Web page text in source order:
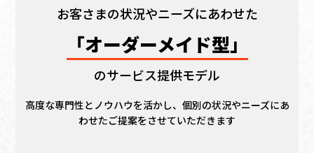
お客さまの状況やニーズにあわせた
「オーダーメイド型」
のサービス提供モデル
高度な専門性とノウハウを活かし、個別の状況やニーズにあ
わせたご提案をさせていただきます